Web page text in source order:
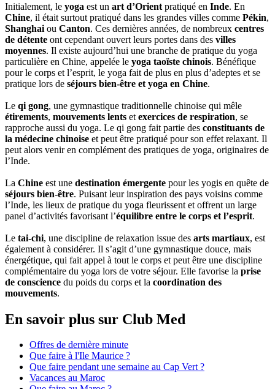
Initialement, le yoga est un art d’Orient pratiqué en Inde. En
Chine, il était surtout pratiqué dans les grandes villes comme Pékin,
Shanghai ou Canton. Ces dernières années, de nombreux centres
de détente ont cependant ouvert leurs portes dans des villes
moyennes. Il existe aujourd’hui une branche de pratique du yoga
particulière en Chine, appelée le yoga taoïste chinois. Bénéfique
pour le corps et l’esprit, le yoga fait de plus en plus d’adeptes et se
pratique lors de séjours bien-être et yoga en Chine.
Le qi gong, une gymnastique traditionnelle chinoise qui mêle
étirements, mouvements lents et exercices de respiration, se
rapproche aussi du yoga. Le qi gong fait partie des constituants de
la médecine chinoise et peut être pratiqué pour son effet relaxant. Il
peut alors venir en complément des pratiques de yoga, originaires de
l’Inde.
La Chine est une destination émergente pour les yogis en quête de
séjours bien-être. Puisant leur inspiration des pays voisins comme
l’Inde, les lieux de pratique du yoga fleurissent et offrent un large
panel d’activités favorisant l’équilibre entre le corps et l’esprit.
Le tai-chi, une discipline de relaxation issue des arts martiaux, est
également à considérer. Il s’agit d’une gymnastique douce, mais
énergétique, qui fait appel à tout le corps et peut être une discipline
complémentaire du yoga lors de votre séjour. Elle favorise la prise
de conscience du poids du corps et la coordination des
mouvements.
En savoir plus sur Club Med
Offres de dernière minute
Que faire à l'Ile Maurice ?
Que faire pendant une semaine au Cap Vert ?
Vacances au Maroc